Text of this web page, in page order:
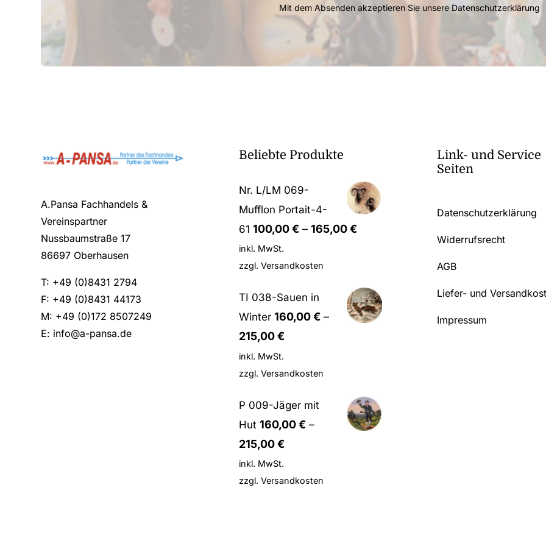
Mit dem Absenden akzeptieren Sie unsere Datenschutzerklärung
A.Pansa Fachhandels &
Vereinspartner
Nussbaumstraße 17
86697 Oberhausen
T: +49 (0)8431 2794
F: +49 (0)8431 44173
M: +49 (0)172 8507249
E: info@a-pansa.de
Beliebte Produkte
Nr. L/LM 069-
Mufflon Portait-4-
61 100,00€ –165,00€
inkl. MwSt.
zzgl.Versandkosten
TI 038-Sauen in
Winter 160,00€ –
215,00€
inkl. MwSt.
zzgl.Versandkosten
P 009-Jäger mit
Hut 160,00€ –
215,00€
inkl. MwSt.
zzgl.Versandkosten
Link- und Service
Seiten
Datenschutzerklärung
Widerrufsrecht
AGB
Liefer- und
Impressum